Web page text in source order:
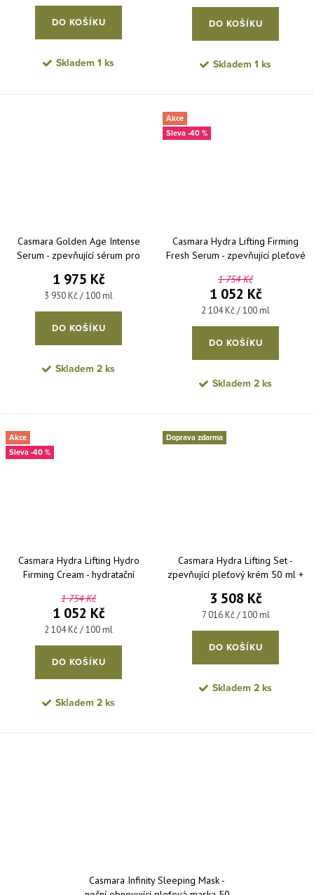
DO KOŠÍKU
Skladem 1 ks
DO KOŠÍKU
Skladem 1 ks
Casmara Golden Age Intense
Serum - zpevňující sérum pro
1 975 Kč
Měrná cena:
3 950 Kč / 100 ml
DO KOŠÍKU
Skladem 2 ks
Akce
-40 %
Casmara Hydra Lifting Firming
Fresh Serum - zpevňující pleťové
1 754 Kč
1 052 Kč
Měrná cena:
2 104 Kč / 100 ml
DO KOŠÍKU
Skladem 2 ks
Akce
-40 %
Casmara Hydra Lifting Hydro
Firming Cream - hydratační
1 754 Kč
1 052 Kč
Měrná cena:
2 104 Kč / 100 ml
DO KOŠÍKU
Skladem 2 ks
Doprava zdarma
Casmara Hydra Lifting Set -
zpevňující pleťový krém 50 ml +
3 508 Kč
Měrná cena:
7 016 Kč / 100 ml
DO KOŠÍKU
Skladem 2 ks
Casmara Infinity Sleeping Mask -